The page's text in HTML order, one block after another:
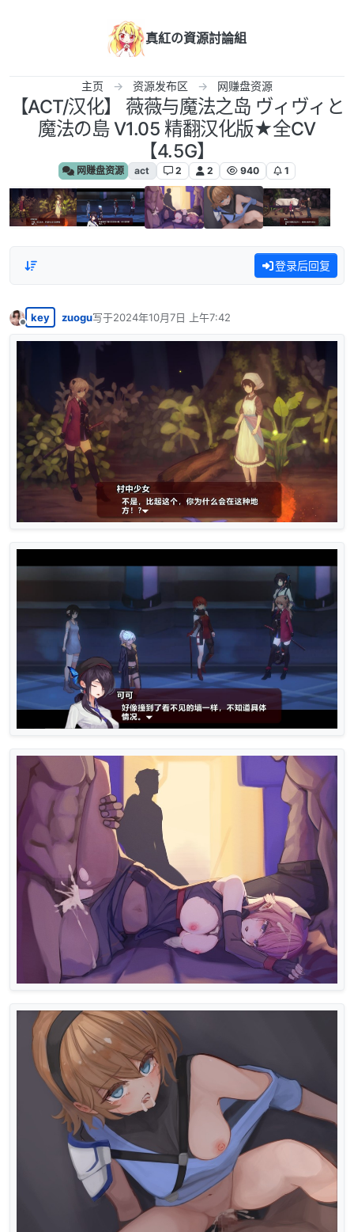
真紅の資源討論組
主页 资源发布区 网赚盘资源
【ACT/汉化】 薇薇与魔法之岛 ヴィヴィと
魔法の島 V1.05 精翻汉化版★全CV
【4.5G】
网赚盘资源 act 2 2 940 1
登录后回复
离线
key zuogu写于2024年10月7日 上午7:42
最后由 编辑